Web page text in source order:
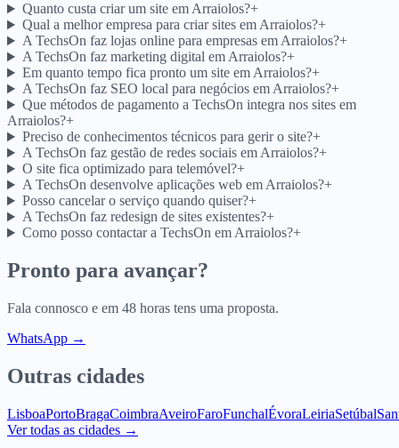
Quanto custa criar um site em Arraiolos?+
Qual a melhor empresa para criar sites em Arraiolos?+
A TechsOn faz lojas online para empresas em Arraiolos?+
A TechsOn faz marketing digital em Arraiolos?+
Em quanto tempo fica pronto um site em Arraiolos?+
A TechsOn faz SEO local para negócios em Arraiolos?+
Que métodos de pagamento a TechsOn integra nos sites em
Arraiolos?+
Preciso de conhecimentos técnicos para gerir o site?+
A TechsOn faz gestão de redes sociais em Arraiolos?+
O site fica optimizado para telemóvel?+
A TechsOn desenvolve aplicações web em Arraiolos?+
Posso cancelar o serviço quando quiser?+
A TechsOn faz redesign de sites existentes?+
Como posso contactar a TechsOn em Arraiolos?+
Pronto para avançar?
Fala connosco e em 48 horas tens uma proposta.
WhatsApp →
Outras cidades
LisboaPortoBragaCoimbraAveiroFaroFunchalÉvoraLeiriaSetúbal
Ver todas as cidades →